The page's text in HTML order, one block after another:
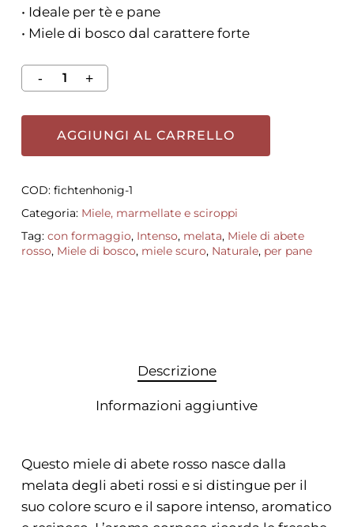
• Ideale per tè e pane
• Miele di bosco dal carattere forte
AGGIUNGI AL CARRELLO
COD: fichtenhonig-1
Categoria: Miele, marmellate e sciroppi
Tag: con formaggio, Intenso, melata, Miele di abete
rosso, Miele di bosco, miele scuro, Naturale, per pane
Descrizione
Informazioni aggiuntive
Questo miele di abete rosso nasce dalla
melata degli abeti rossi e si distingue per il
suo colore scuro e il sapore intenso, aromatico